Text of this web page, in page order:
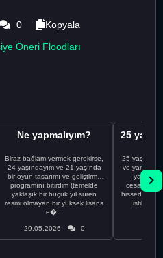
0
Kopyala
Öneri Floodları
Ne yapmalıyım?
Biraz bağlam vermek gerekirse,
24 yaşındayım ve 21 yaşında
bir oyun tasarımı ve geliştirme
programını bitirdim (temelde
yaklaşık bir buçuk yıl süren
resmi olmayan bir yüksek lisans
e�...
29.05.2026 0
25
ve yanlış
cesaretimin